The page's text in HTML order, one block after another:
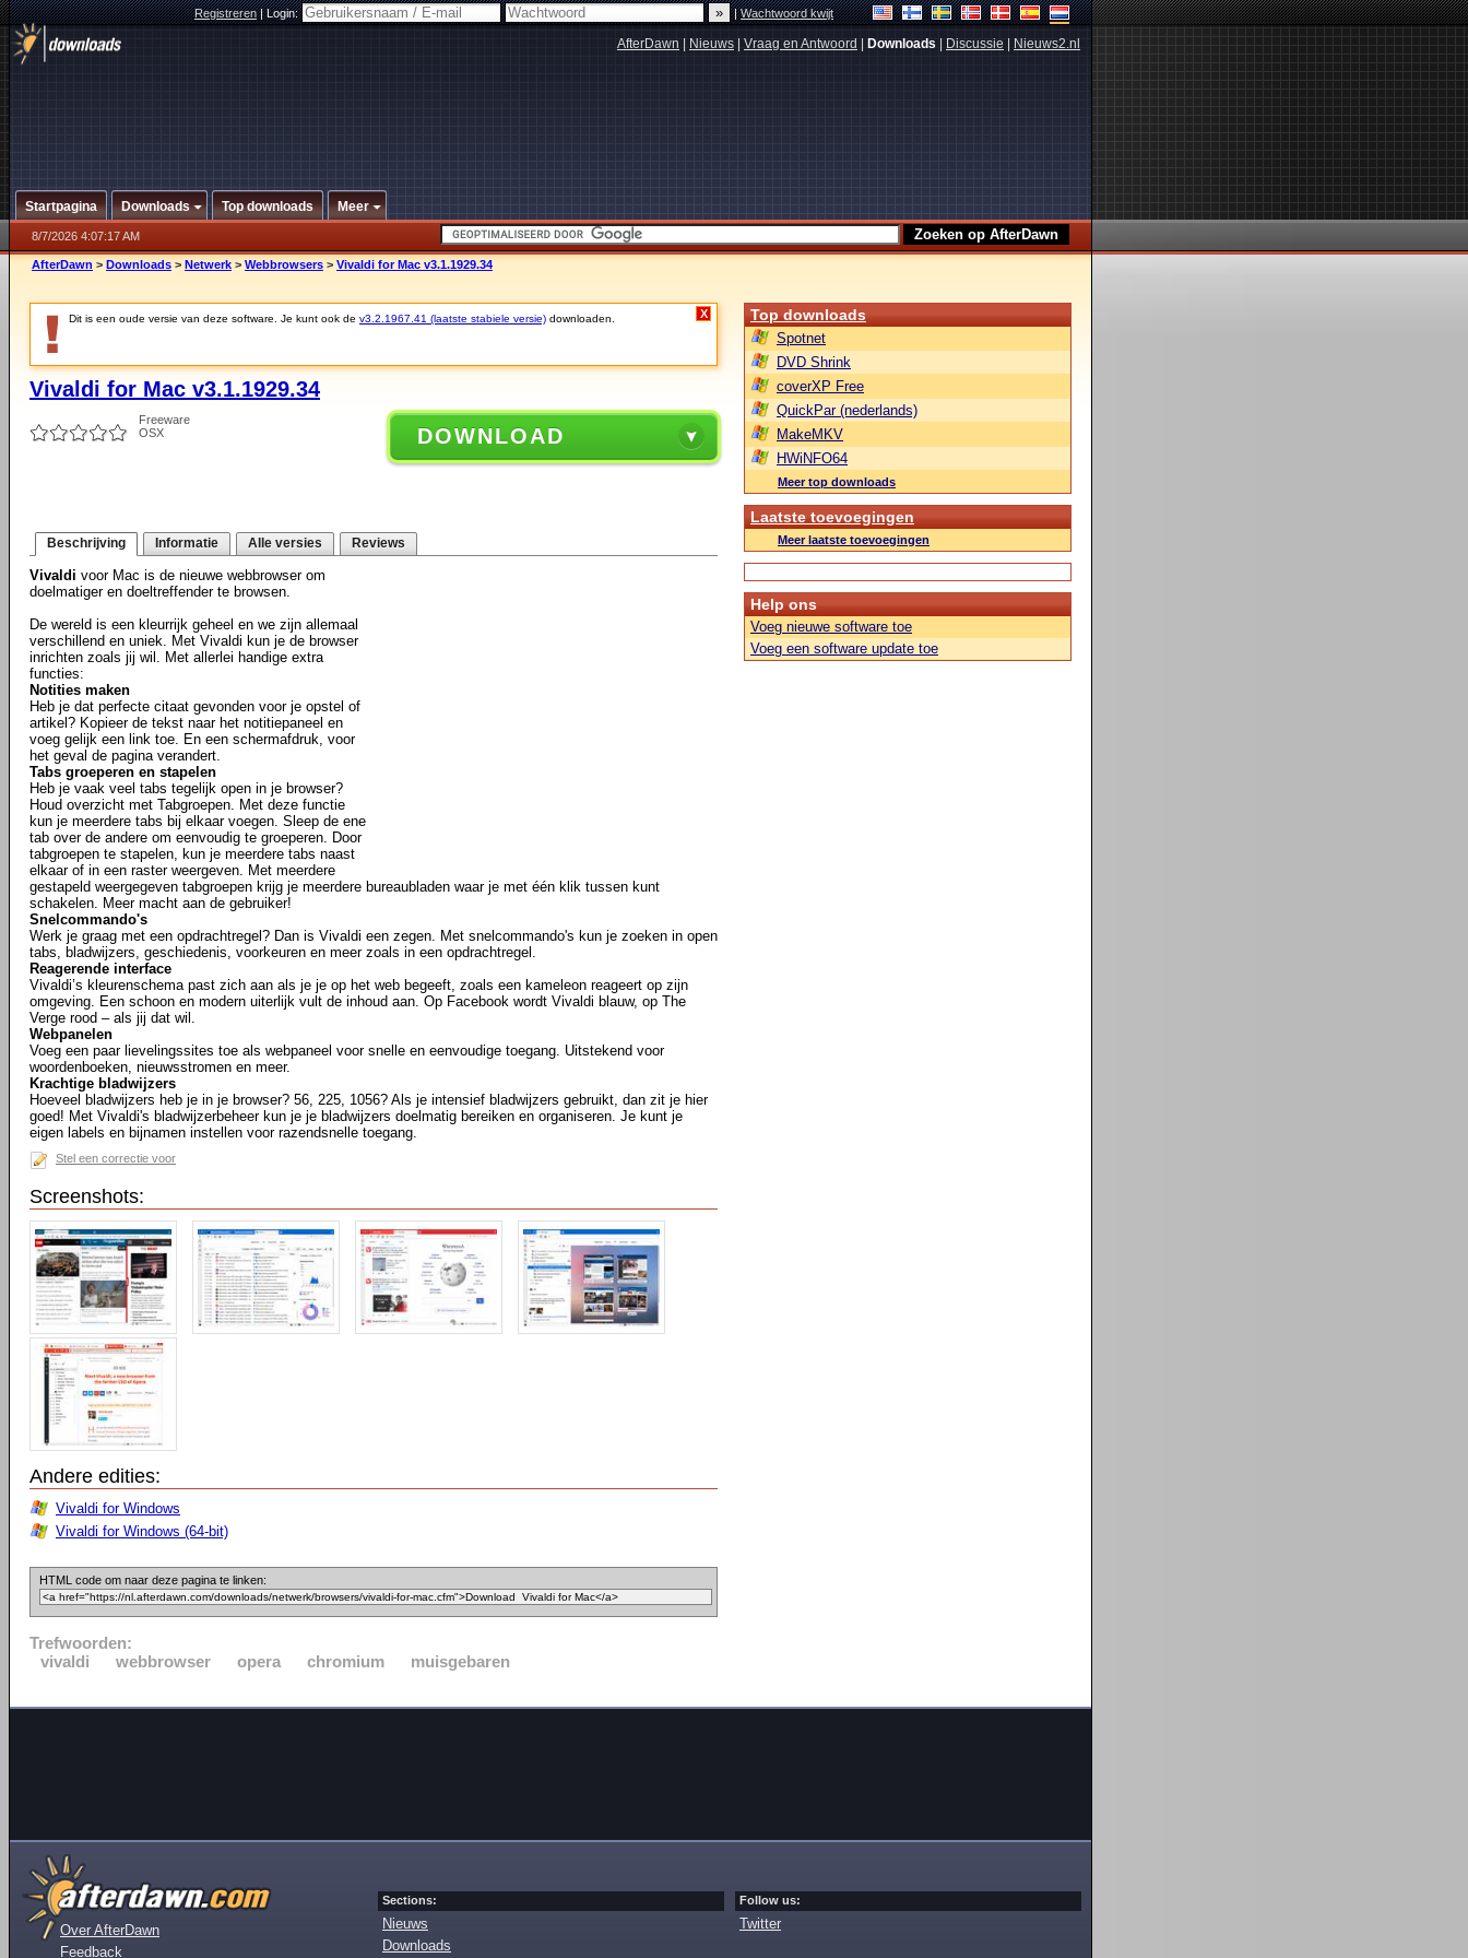
Registreren|Login: |Wachtwoord kwijt
AfterDawn Nieuws Vraag en Antwoord Downloads Discussie Nieuws2.nl
Startpagina Downloads Top downloads Meer
8/7/2026 4:07:17 AM
AfterDawn > Downloads > Netwerk > Webbrowsers > Vivaldi for Mac v3.1.1929.34
Dit is een oude versie van deze software. Je kunt ook de v3.2.1967.41 (laatste stabiele versie) downloaden. X
Vivaldi for Mac v3.1.1929.34
Freeware
OSX
DOWNLOAD
Beschrijving Informatie Alle versies Reviews
Vivaldi voor Mac is de nieuwe webbrowser om
doelmatiger en doeltreffender te browsen.
De wereld is een kleurrijk geheel en we zijn allemaal
verschillend en uniek. Met Vivaldi kun je de browser
inrichten zoals jij wil. Met allerlei handige extra
functies:
Notities maken
Heb je dat perfecte citaat gevonden voor je opstel of
artikel? Kopieer de tekst naar het notitiepaneel en
voeg gelijk een link toe. En een schermafdruk, voor
het geval de pagina verandert.
Tabs groeperen en stapelen
Heb je vaak veel tabs tegelijk open in je browser?
Houd overzicht met Tabgroepen. Met deze functie
kun je meerdere tabs bij elkaar voegen. Sleep de ene
tab over de andere om eenvoudig te groeperen. Door
tabgroepen te stapelen, kun je meerdere tabs naast
elkaar of in een raster weergeven. Met meerdere
gestapeld weergegeven tabgroepen krijg je meerdere bureaubladen waar je met één klik tussen kunt
schakelen. Meer macht aan de gebruiker!
Snelcommando's
Werk je graag met een opdrachtregel? Dan is Vivaldi een zegen. Met snelcommando's kun je zoeken in open
tabs, bladwijzers, geschiedenis, voorkeuren en meer zoals in een opdrachtregel.
Reagerende interface
Vivaldi’s kleurenschema past zich aan als je je op het web begeeft, zoals een kameleon reageert op zijn
omgeving. Een schoon en modern uiterlijk vult de inhoud aan. Op Facebook wordt Vivaldi blauw, op The
Verge rood – als jij dat wil.
Webpanelen
Voeg een paar lievelingssites toe als webpaneel voor snelle en eenvoudige toegang. Uitstekend voor
woordenboeken, nieuwsstromen en meer.
Krachtige bladwijzers
Hoeveel bladwijzers heb je in je browser? 56, 225, 1056? Als je intensief bladwijzers gebruikt, dan zit je hier
goed! Met Vivaldi's bladwijzerbeheer kun je je bladwijzers doelmatig bereiken en organiseren. Je kunt je
eigen labels en bijnamen instellen voor razendsnelle toegang.
Stel een correctie voor
Screenshots:
Andere edities:
Vivaldi for Windows
Vivaldi for Windows (64-bit)
HTML code om naar deze pagina te linken:
Trefwoorden:
vivaldi
webbrowser opera chromium muisgebaren
Top downloads
Spotnet
DVD Shrink
coverXP Free
QuickPar (nederlands)
MakeMKV
HWiNFO64
Meer top downloads
Laatste toevoegingen
Meer laatste toevoegingen
Help ons
Voeg nieuwe software toe
Voeg een software update toe
Over AfterDawn
Feedback
Sections:
Nieuws
Downloads
Follow us:
Twitter